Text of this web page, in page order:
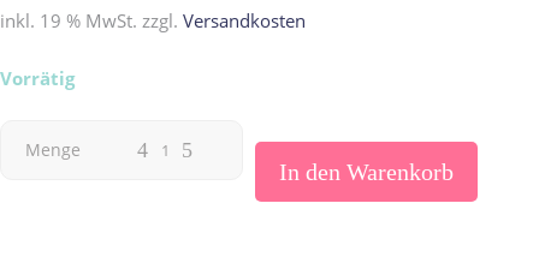
inkl. 19 % MwSt. zzgl. Versandkosten
Vorrätig
Fotografin
Menge
In den Warenkorb